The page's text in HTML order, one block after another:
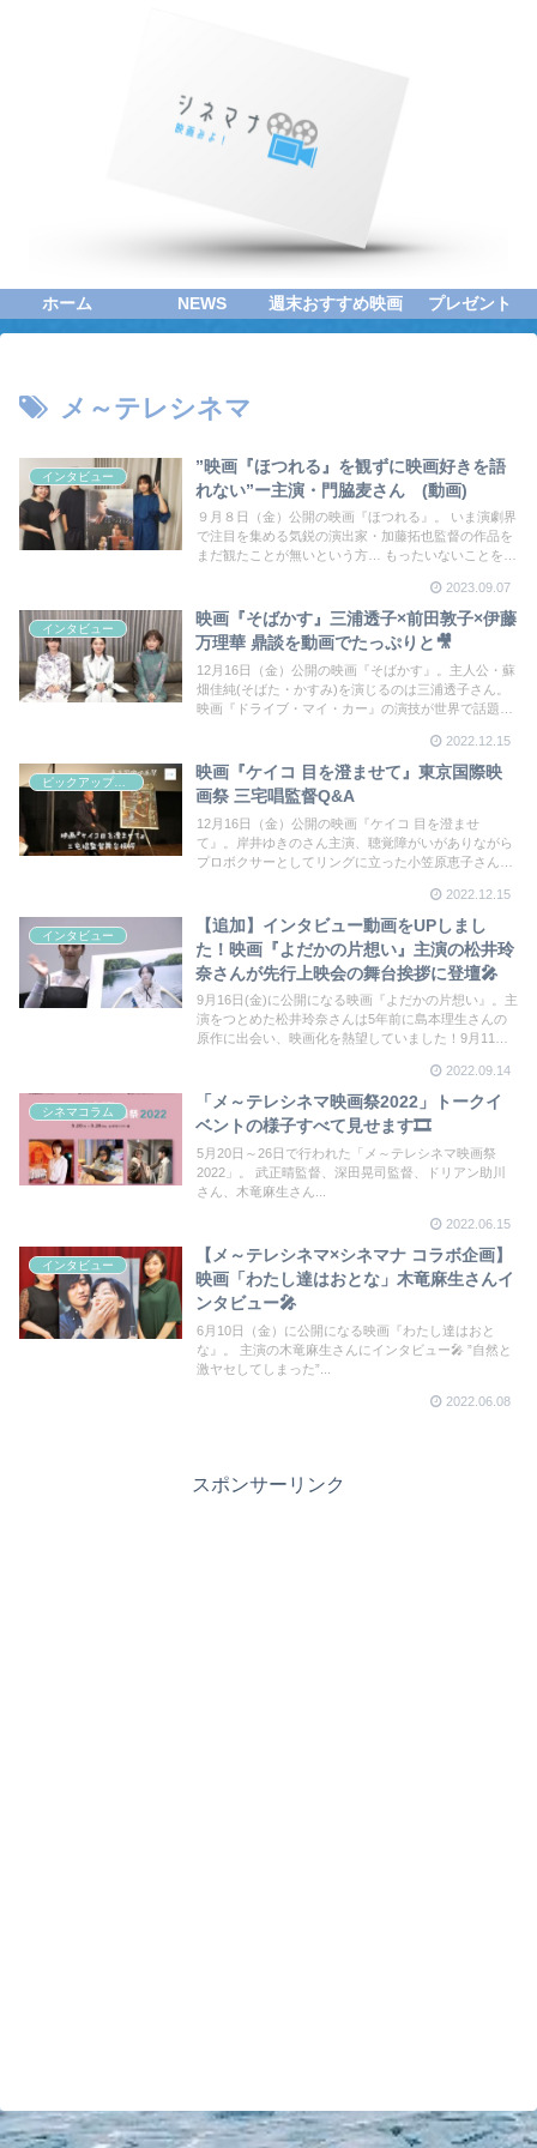
ホーム NEWS 週末おすすめ映画 プレゼント
メ～テレシネマ
インタビュー
”映画『ほつれる』を観ずに映画好きを語
れない”ー主演・門脇麦さん (動画)
９月８日（金）公開の映画『ほつれる』。 いま演劇界
で注目を集める気鋭の演出家・加藤拓也監督の作品を
まだ観たことが無いという方… もったいないことをし
2023.09.07
インタビュー
映画『そばかす』三浦透子×前田敦子×伊藤
万理華 鼎談を動画でたっぷりと🎥
12月16日（金）公開の映画『そばかす』。主人公・蘇
畑佳純(そばた・かすみ)を演じるのは三浦透子さん。
映画『ドライブ・マイ・カー』の演技が世界で話題と
代の同級生真帆を演じた前田敦子さん、そして佳純の
妹役を演じた伊藤万理華さん。３人の鼎談を動画でご
紹介！
2022.12.15
ピックアップシネマ
映画『ケイコ 目を澄ませて』東京国際映
画祭 三宅唱監督Q&A
12月16日（金）公開の映画『ケイコ 目を澄ませ
て』。岸井ゆきのさん主演、聴覚障がいがありながら
プロボクサーとしてリングに立った小笠原恵子さんを
NipponCinemaNow部門で10月30日に上映され、三宅
唱監督のQ&Aが行われた。
2022.12.15
インタビュー
【追加】インタビュー動画をUPしまし
た！映画『よだかの片想い』主演の松井玲
奈さんが先行上映会の舞台挨拶に登壇🎤
9月16日(金)に公開になる映画『よだかの片想い』。主
演をつとめた松井玲奈さんは5年前に島本理生さんの
原作に出会い、映画化を熱望していました！9月11日
2022.09.14
シネマコラム
「メ～テレシネマ映画祭2022」トークイ
ベントの様子すべて見せます🎞
5月20日～26日で行われた「メ～テレシネマ映画祭
2022」。 武正晴監督、深田晃司監督、ドリアン助川
さん、木竜麻生さん...
2022.06.15
インタビュー
【メ～テレシネマ×シネマナ コラボ企画】
映画「わたし達はおとな」木竜麻生さんイ
ンタビュー🎤
6月10日（金）に公開になる映画『わたし達はおと
な』。 主演の木竜麻生さんにインタビュー🎤 ”自然と
激ヤセしてしまった”...
2022.06.08
スポンサーリンク